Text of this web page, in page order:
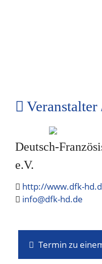
Deutsch-
e.V.
http://www.dfk-
info@dfk-hd.de
Termin zu